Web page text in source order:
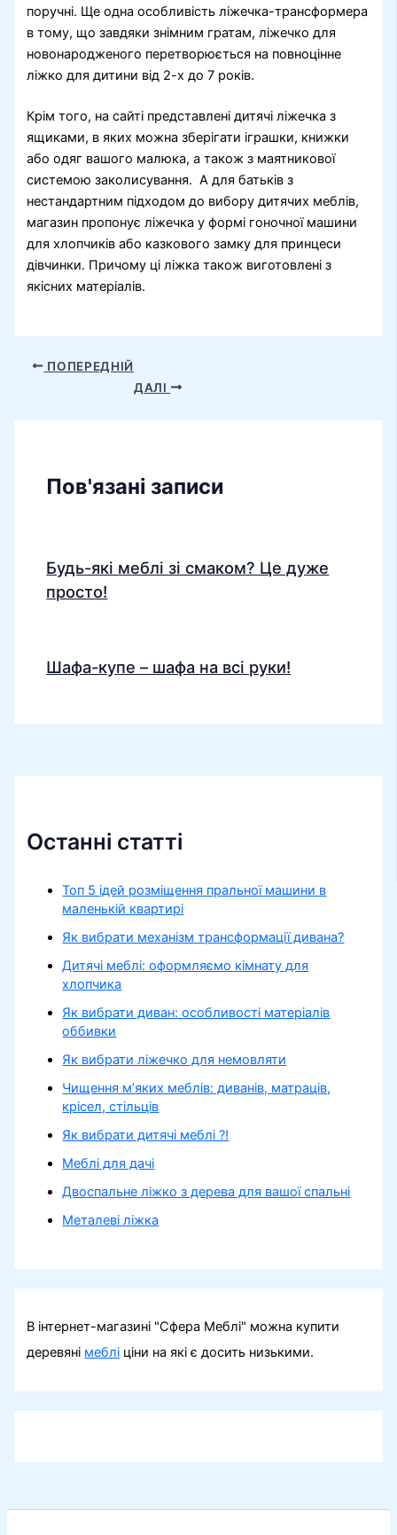
поручні. Ще одна особливість ліжечка-трансформера
в тому, що завдяки знімним гратам, ліжечко для
новонародженого перетворюється на повноцінне
ліжко для дитини від 2-х до 7 років.
Крім того, на сайті представлені дитячі ліжечка з
ящиками, в яких можна зберігати іграшки, книжки
або одяг вашого малюка, а також з маятникової
системою заколисування. А для батьків з
нестандартним підходом до вибору дитячих меблів,
магазин пропонує ліжечка у формі гоночної машини
для хлопчиків або казкового замку для принцеси
дівчинки. Причому ці ліжка також виготовлені з
якісних матеріалів.
ПОПЕРЕДНІЙ
ДАЛІ
Пов'язані записи
Будь-які меблі зі смаком? Це дуже
просто!
Шафа-купе – шафа на всі руки!
Останні статті
Топ 5 ідей розміщення пральної машини в
маленькій квартирі
Як вибрати механізм трансформації дивана?
Дитячі меблі: оформляємо кімнату для
хлопчика
Як вибрати диван: особливості матеріалів
оббивки
Як вибрати ліжечко для немовляти
Чищення м’яких меблів: диванів, матраців,
крісел, стільців
Як вибрати дитячі меблі ?!
Меблі для дачі
Двоспальне ліжко з дерева для вашої спальні
Металеві ліжка
В інтернет-магазині "Сфера Меблі" можна купити
деревяні меблі ціни на які є досить низькими.